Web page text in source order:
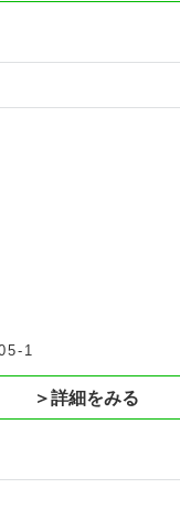
1
＞詳細をみる